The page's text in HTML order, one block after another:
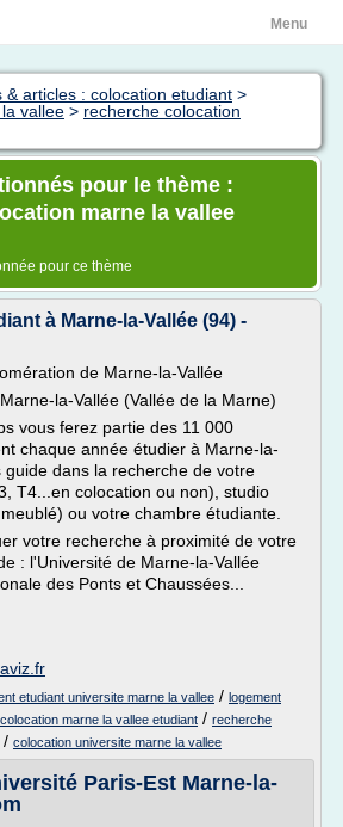
Menu
& articles : colocation etudiant >
vallee > recherche colocation
pour le thème :
marne la vallee
pour ce thème
à Marne-la-Vallée (94) -
de Marne-la-Vallée
la-Vallée (Vallée de la Marne)
vous ferez partie des 11 000
chaque année étudier à Marne-la-
guide dans la recherche de votre
T4...en colocation ou non), studio
ou votre chambre étudiante.
votre recherche à proximité de votre
: l'Université de Marne-la-Vallée
des Ponts et Chaussées...
etudiant universite marne la vallee / logement
colocation marne la vallee etudiant / recherche
/ colocation universite marne la vallee
Paris-Est Marne-la-